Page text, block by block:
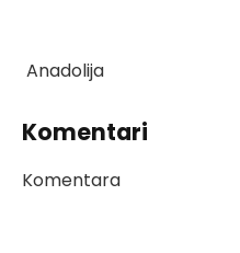
Anadolija
Komentari
Komentara